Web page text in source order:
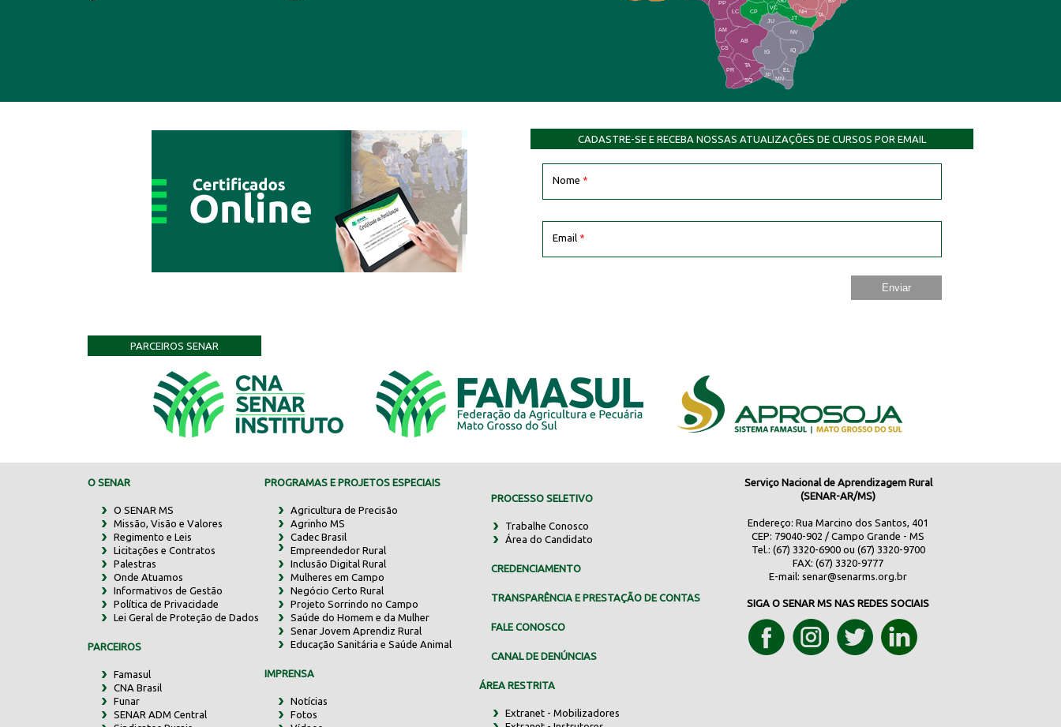
TA
NH
JT
CP
JU
NV
IQ
EL
PP
LC
AM
AB
JP
CS
PR
TA
SQ
IG
MN
VC
CADASTRE-SE E RECEBA NOSSAS ATUALIZAÇÕES DE CURSOS POR EMAIL
Nome *
Email *
PARCEIROS SENAR
O SENAR
O SENAR MS
Missão, Visão e Valores
Regimento e Leis
Licitações e Contratos
Palestras
Onde Atuamos
Informativos de Gestão
Política de Privacidade
Lei Geral de Proteção de Dados
PARCEIROS
Famasul
CNA Brasil
Funar
SENAR ADM Central
PROGRAMAS E PROJETOS ESPECIAIS
Agricultura de Precisão
Agrinho MS
Cadec Brasil
Empreendedor Rural
Inclusão Digital Rural
Mulheres em Campo
Negócio Certo Rural
Projeto Sorrindo no Campo
Saúde do Homem e da Mulher
Senar Jovem Aprendiz Rural
Educação Sanitária e Saúde Animal
IMPRENSA
Notícias
Fotos
PROCESSO SELETIVO
Trabalhe Conosco
Área do Candidato
CREDENCIAMENTO
TRANSPARÊNCIA E PRESTAÇÃO DE CONTAS
FALE CONOSCO
CANAL DE DENÚNCIAS
ÁREA RESTRITA
Extranet - Mobilizadores
Serviço Nacional de Aprendizagem Rural
(SENAR-AR/MS)
Endereço: Rua Marcino dos Santos, 401
CEP: 79040-902 / Campo Grande - MS
Tel.: (67) 3320-6900 ou (67) 3320-9700
FAX: (67) 3320-9777
E-mail:senar@senarms.org.br
SIGA O SENAR MS NAS REDES SOCIAIS